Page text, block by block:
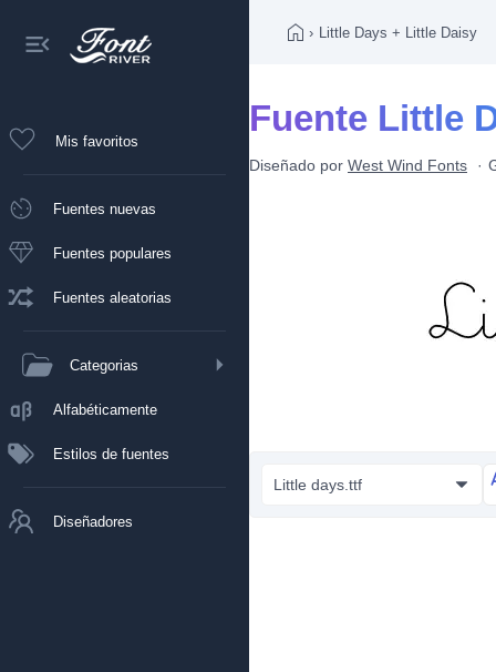
Mis favoritos
Fuentes nuevas
Fuentes populares
Fuentes aleatorias
Categorias
Alfabéticamente
Estilos de fuentes
Diseñadores
› Little Days + Little Daisy
Fuente Little
Diseñado por West Wind Fonts
Little days.ttf